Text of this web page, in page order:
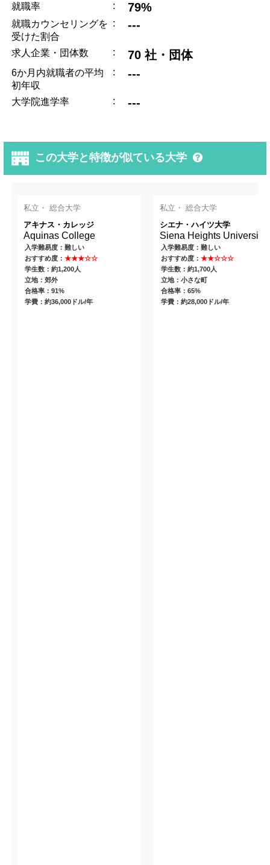
就職率 : 79%
就職カウンセリングを
受けた割合
: ---
求人企業・団体数 : 70 社・団体
6か月内就職者の平均
初年収
: ---
大学院進学率 : ---
この大学と特徴が似ている大学
私立・ 総合大学
アキナス・カレッジ
Aquinas College
入学難易度：難しい
おすすめ度：★★★☆☆
学生数：約1,200人
立地：郊外
合格率：91%
学費：約36,000ドル/年
私立・ 総合大学
シエナ・ハイツ大学
Siena Heights University
入学難易度：難しい
おすすめ度： ★★☆☆☆
学生数：約1,700人
立地：小さな町
合格率：65%
学費：約28,000ドル/年